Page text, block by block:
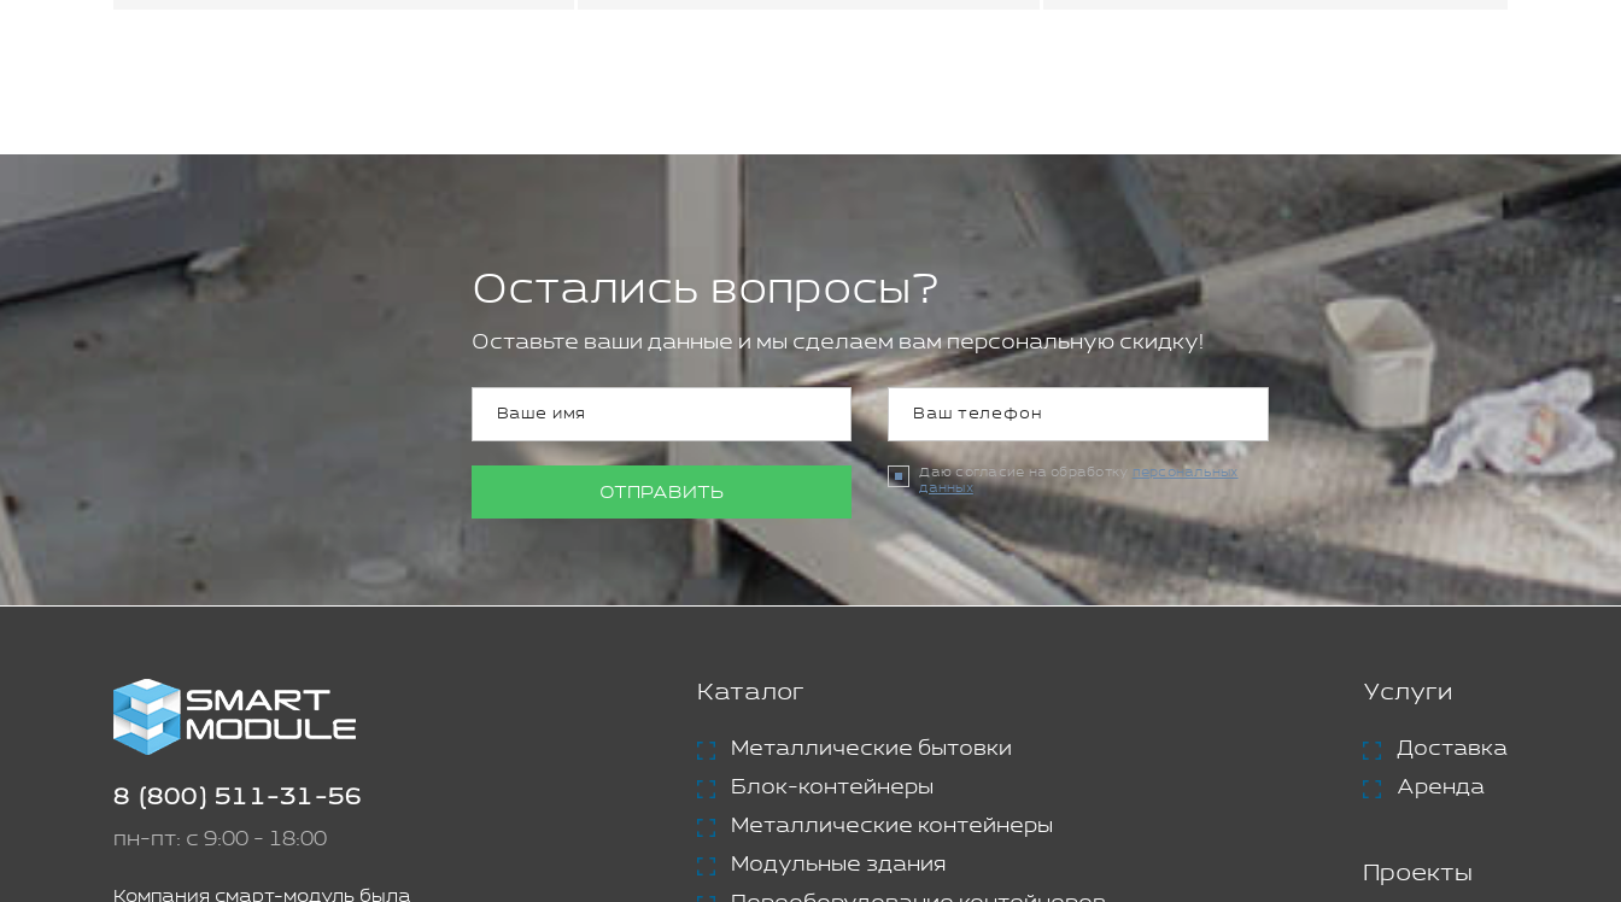
Остались вопросы?
Оставьте ваши данные и мы сделаем вам персональную скидку!
ОТПРАВИТЬ
Даю согласие на обработку персональных
данных
8 (800) 511-31-56
пн-пт: с 9:00 - 18:00
Компания смарт-модуль была
Каталог
Металлические бытовки
Блок-контейнеры
Металлические контейнеры
Модульные здания
Услуги
Доставка
Аренда
Проекты